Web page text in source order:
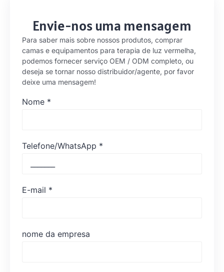
Envie-nos uma mensagem
Para saber mais sobre nossos produtos, comprar
camas e equipamentos para terapia de luz vermelha,
podemos fornecer serviço OEM / ODM completo, ou
deseja se tornar nosso distribuidor/agente, por favor
deixe uma mensagem!
Nome *
Telefone/WhatsApp *
E-mail *
nome da empresa